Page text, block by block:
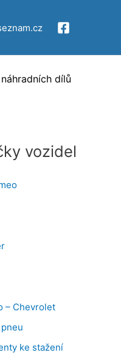
dílů
vozidel
– Chevrolet
ke stažení